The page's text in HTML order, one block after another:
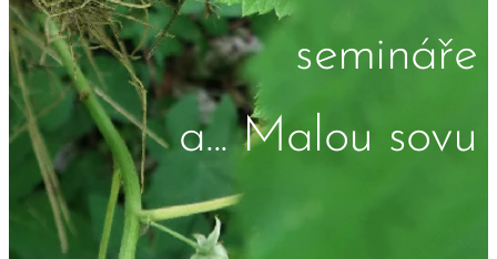
semináře
a... Malou sovu